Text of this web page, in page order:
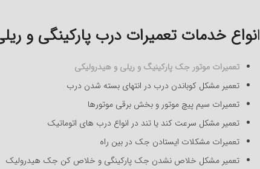
انواع خدمات تعمیرات درب پارکینگی و
تعمیرات موتور جک پارکینیگ و ریلی و هیدرولیکی
تعمیر مشکل کوباندن درب در انتهای بسته شدن درب
تعمیرات سیم پیچ موتور و بخش برقی موتورها
تعمیر مشکل سرعت کند یا تند در انواع درب های اتوماتیک
تعمیرات مشکلات ایستادن جک در بین راه
تعمیر مشکل خلاص نشدن جک پارکینگی و خلاص کن جک هیدرولیک